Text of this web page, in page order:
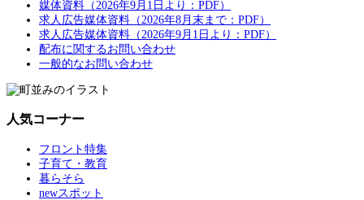
媒体資料（2026年9月1日より：PDF）
求人広告媒体資料（2026年8月末まで：PDF）
求人広告媒体資料（2026年9月1日より：PDF）
配布に関するお問い合わせ
一般的なお問い合わせ
人気コーナー
フロント特集
子育て・教育
暮らそら
newスポット